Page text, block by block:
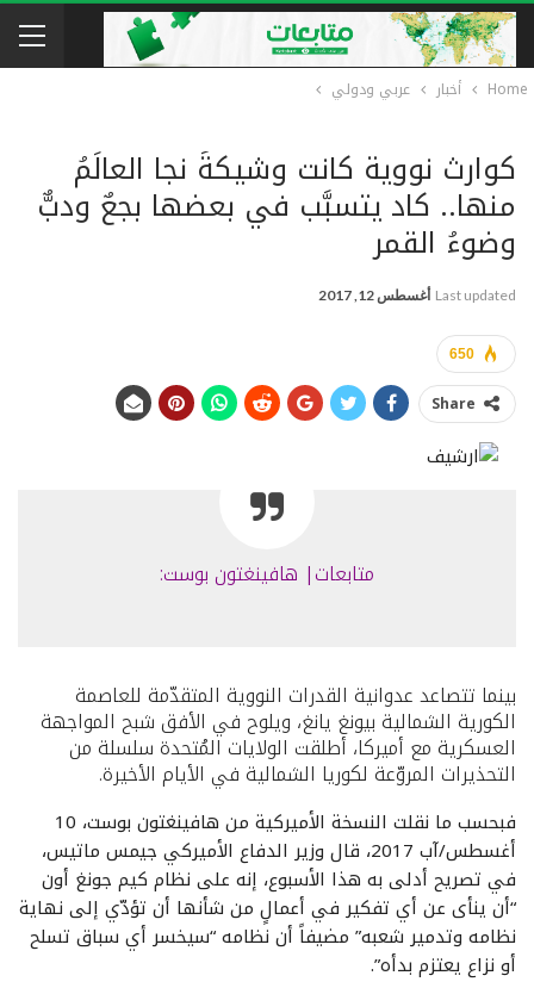
Home أخبار عربي ودولي
كوارث نووية كانت وشيكةً نجا العالَمُ
منها.. كاد يتسبَّب في بعضها بجعٌ ودبٌّ
وضوءُ القمر
Last updated أغسطس 12, 2017
650
Share
متابعات| هافينغتون بوست:
بينما تتصاعد عدوانية القدرات النووية المتقدّمة للعاصمة
الكورية الشمالية بيونغ يانغ، ويلوح في الأفق شبح المواجهة
العسكرية مع أميركا، أطلقت الولايات المُتحدة سلسلة من
التحذيرات المروّعة لكوريا الشمالية في الأيام الأخيرة.
فبحسب ما نقلت النسخة الأميركية من هافينغتون بوست، 10
أغسطس/آب 2017، قال وزير الدفاع الأميركي جيمس ماتيس،
في تصريح أدلى به هذا الأسبوع، إنه على نظام كيم جونغ أون
“أن ينأى عن أي تفكير في أعمالٍ من شأنها أن تؤدّي إلى نهاية
نظامه وتدمير شعبه” مضيفاً أن نظامه “سيخسر أي سباق تسلح
أو نزاع يعتزم بدأه”.